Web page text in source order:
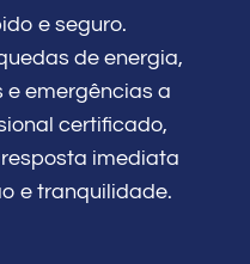
e seguro.
de energia,
e emergências a
certificado,
imediata
e tranquilidade.